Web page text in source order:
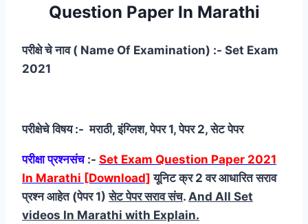
Question Paper In Marathi
परीक्षे चे नाव ( Name Of Examination) :- Set Exam
2021
परीक्षेचे विषय :- मराठी, इंग्लिश, पेपर 1, पेपर 2, सेट पेपर
परीक्षा प्रश्नसंच:- Set Exam Question Paper 2021
In Marathi [Download] यूनिट क्र 2 वर आधारित सराव
प्रश्न आहेत (पेपर 1)सेट पेपर सराव संच. And All Set
videos In Marathi with Explain.